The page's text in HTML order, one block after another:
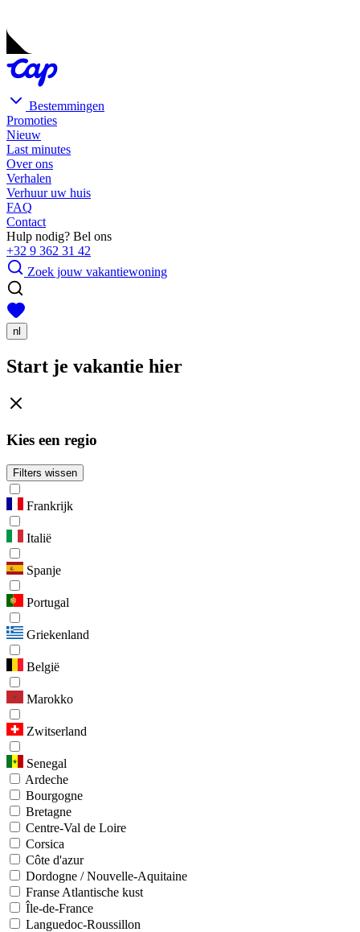
Bestemmingen
Promoties
Nieuw
Last minutes
Over ons
Verhalen
Verhuur uw huis
FAQ
Contact
Hulp nodig? Bel ons
+32 9 362 31 42
Zoek jouw vakantiewoning
nl
Start je vakantie hier
Kies een regio
Filters wissen
Frankrijk
Italië
Spanje
Portugal
Griekenland
België
Marokko
Zwitserland
Senegal
Ardeche
Bourgogne
Bretagne
Centre-Val de Loire
Corsica
Côte d'azur
Dordogne / Nouvelle-Aquitaine
Franse Atlantische kust
Île-de-France
Languedoc-Roussillon